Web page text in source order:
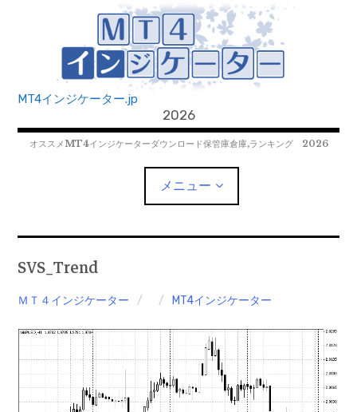
MT4インジケーター.jp
2026
オススメMT4インジケーターダウンロード保管庫倉庫,ランキング 2026
メニュー
MT4EAﾀﾞｳﾝﾛｰﾄﾞ
MT5EAﾀﾞｳﾝﾛｰﾄﾞ
MT5インジケーター
mqファイルをexファイルにする方法
SVS_Trend
ＭＴ４インジケーター MT4インジケーター